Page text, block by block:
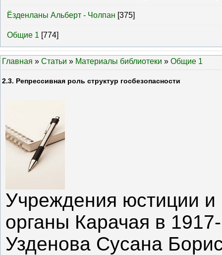
Ёзденланы Альберт - Чолпан [375]
Общие 1 [774]
Главная » Статьи » Материалы библиотеки » Общие 1
2.3. Репрессивная роль структур госбезопасности
Учреждения юстиции
органы Карачая в 1917-
Узденова Сусана